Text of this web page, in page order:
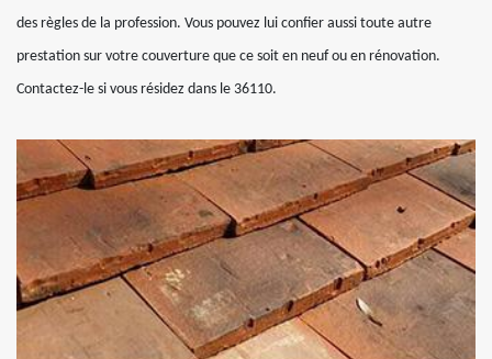
des règles de la profession. Vous pouvez lui confier aussi toute autre
prestation sur votre couverture que ce soit en neuf ou en rénovation.
Contactez-le si vous résidez dans le 36110.